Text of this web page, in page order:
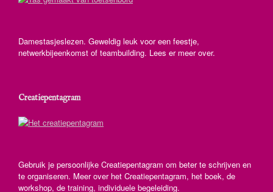
Damestasjeslezen. Geweldig leuk voor een feestje,
netwerkbijeenkomst of teambuilding. Lees er meer over.
Creatiepentagram
Gebruik je persoonlijke Creatiepentagram om beter te schrijven en
te organiseren. Meer over het Creatiepentagram, het boek, de
workshop, de training, individuele begeleiding.